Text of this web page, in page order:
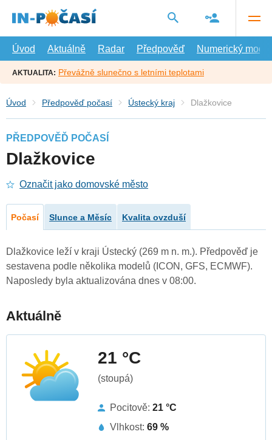
hlavní
Úvod
Aktuálně Radar Předpověď Numerický model
AKTUALITA: Převážně slunečno s letními teplotami
Úvod Předpověď počasí Ústecký kraj Dlažkovice
PŘEDPOVĚĎ POČASÍ
Dlažkovice
Označit jako domovské město
Počasí Slunce a Měsíc Kvalita ovzduší
Dlažkovice leží v kraji Ústecký (269 m n. m.). Předpověď je
sestavena podle několika modelů (ICON, GFS, ECMWF).
Naposledy byla aktualizována dnes v 08:00.
Aktuálně
21 °C
(stoupá)
Pocitově: 21 °C
Vlhkost: 69 %